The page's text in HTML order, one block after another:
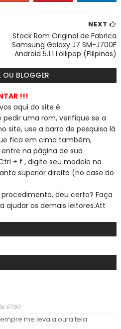
NEXT
Stock Rom Original de Fabrica
Samsung Galaxy J7 SM-J700F
Android 5.1.1 Lollipop (Filipinas)
BLOGGER
!!!
aqui do site é
pedir uma rom, verifique se a
site, use a barra de pesquisa lá
fica em cima também,
entre na página de sua
+ f , digite seu modelo na
superior direito (no caso do
deu certo? Faça
ajudar os demais leitores.Att
07:50
me leva a oura tela